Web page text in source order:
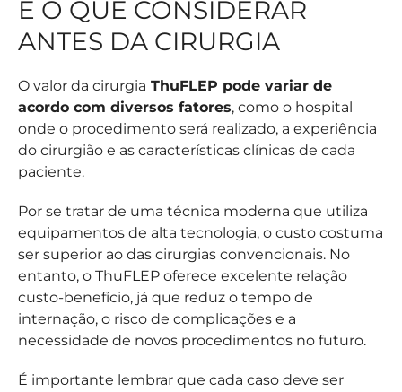
E O QUE CONSIDERAR
ANTES DA CIRURGIA
O valor da cirurgia ThuFLEP pode variar de
acordo com diversos fatores, como o hospital
onde o procedimento será realizado, a experiência
do cirurgião e as características clínicas de cada
paciente.
Por se tratar de uma técnica moderna que utiliza
equipamentos de alta tecnologia, o custo costuma
ser superior ao das cirurgias convencionais. No
entanto, o ThuFLEP oferece excelente relação
custo-benefício, já que reduz o tempo de
internação, o risco de complicações e a
necessidade de novos procedimentos no futuro.
É importante lembrar que cada caso deve ser